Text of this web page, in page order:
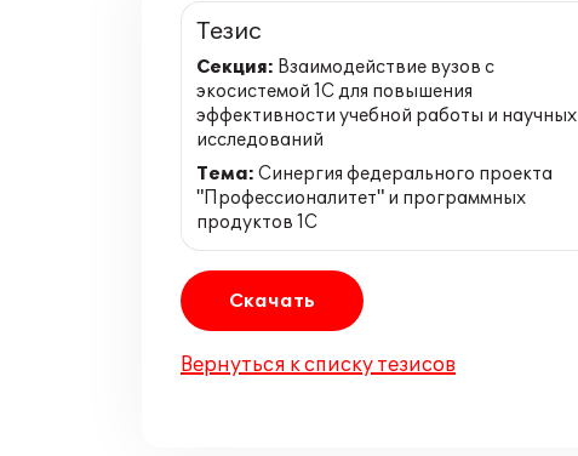
Тезис
Секция: Взаимодействие вузов с
экосистемой 1С для повышения
эффективности учебной работы и научных
исследований
Тема: Синергия федерального проекта
"Профессионалитет" и программных
продуктов 1С
Скачать
Вернуться к списку тезисов